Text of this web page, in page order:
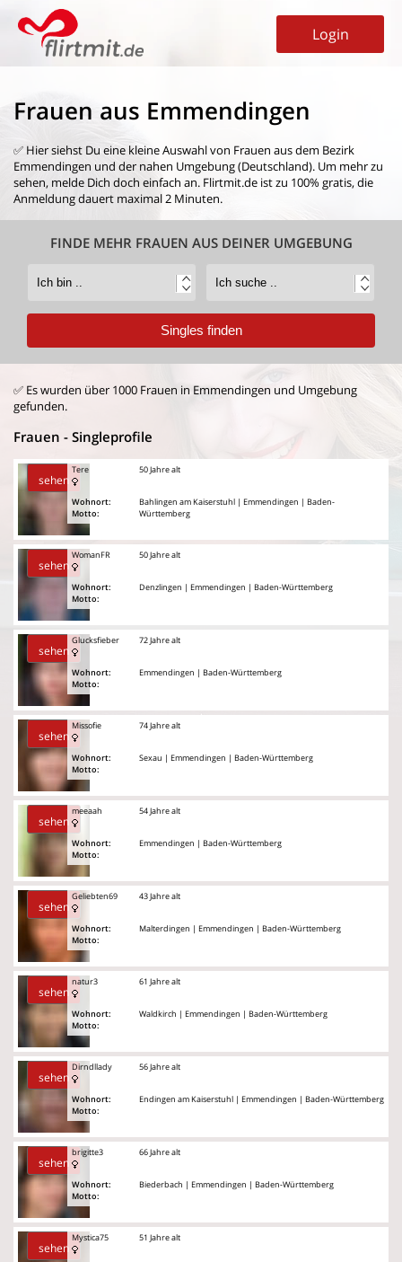
Login
Frauen aus Emmendingen
✅ Hier siehst Du eine kleine Auswahl von Frauen aus dem Bezirk
Emmendingen und der nahen Umgebung (Deutschland). Um mehr zu
sehen, melde Dich doch einfach an. Flirtmit.de ist zu 100% gratis, die
Anmeldung dauert maximal 2 Minuten.
FINDE MEHR FRAUEN AUS DEINER UMGEBUNG
✅ Es wurden über 1000 Frauen in Emmendingen und Umgebung
gefunden.
Frauen - Singleprofile
sehen
Tere
Wohnort:
Motto:
50 Jahre alt
Bahlingen am Kaiserstuhl | Emmendingen | Baden-
Württemberg
sehen
WomanFR
Wohnort:
Motto:
50 Jahre alt
Denzlingen | Emmendingen | Baden-Württemberg
sehen
Glucksfieber
Wohnort:
Motto:
72 Jahre alt
Emmendingen | Baden-Württemberg
sehen
Missofie
Wohnort:
Motto:
74 Jahre alt
Sexau | Emmendingen | Baden-Württemberg
sehen
meeaah
Wohnort:
Motto:
54 Jahre alt
Emmendingen | Baden-Württemberg
sehen
Geliebten69
Wohnort:
Motto:
43 Jahre alt
Malterdingen | Emmendingen | Baden-Württemberg
sehen
natur3
Wohnort:
Motto:
61 Jahre alt
Waldkirch | Emmendingen | Baden-Württemberg
sehen
Dirndllady
Wohnort:
Motto:
56 Jahre alt
Endingen am Kaiserstuhl | Emmendingen | Baden-Württemberg
sehen
brigitte3
Wohnort:
Motto:
66 Jahre alt
Biederbach | Emmendingen | Baden-Württemberg
sehen
Mystica75 51 Jahre alt